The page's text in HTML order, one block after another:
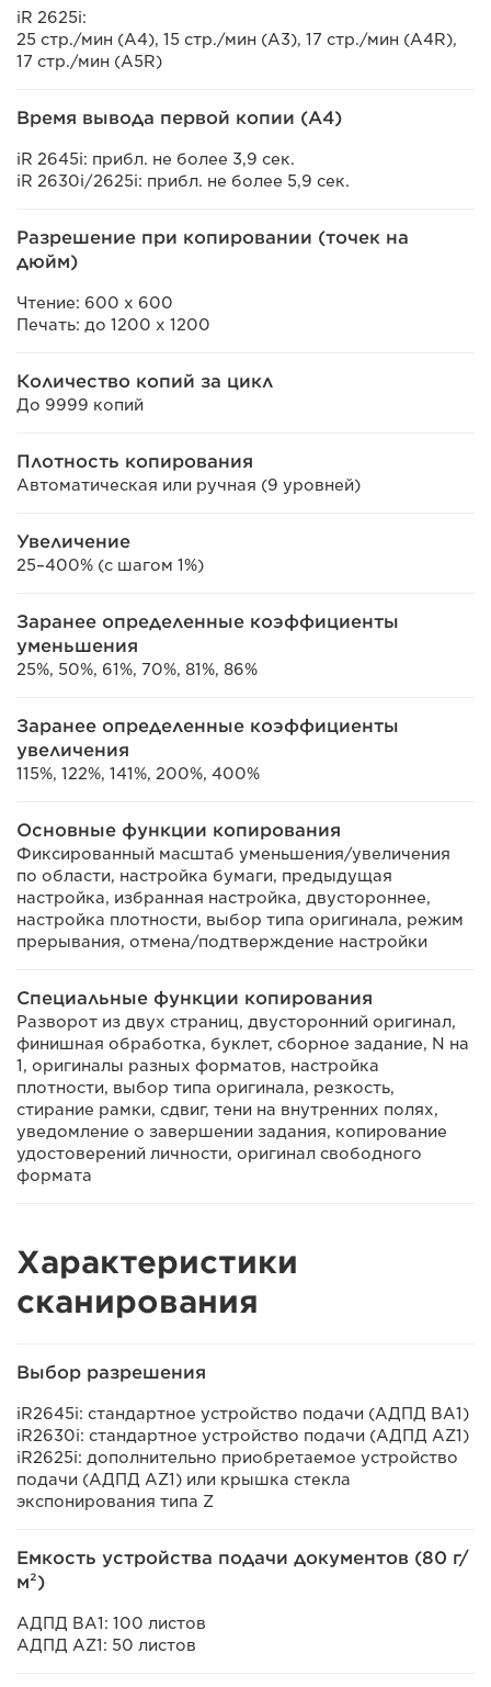
iR 2625i:
25 стр./мин (A4), 15 стр./мин (A3), 17 стр./мин (A4R),
17 стр./мин (A5R)
Время вывода первой копии (A4)
iR 2645i: прибл. не более 3,9 сек.
iR 2630i/2625i: прибл. не более 5,9 сек.
Разрешение при копировании (точек на
дюйм)
Чтение: 600 x 600
Печать: до 1200 x 1200
Количество копий за цикл
До 9999 копий
Плотность копирования
Автоматическая или ручная (9 уровней)
Увеличение
25–400% (с шагом 1%)
Заранее определенные коэффициенты
уменьшения
25%, 50%, 61%, 70%, 81%, 86%
Заранее определенные коэффициенты
увеличения
115%, 122%, 141%, 200%, 400%
Основные функции копирования
Фиксированный масштаб уменьшения/увеличения
по области, настройка бумаги, предыдущая
настройка, избранная настройка, двустороннее,
настройка плотности, выбор типа оригинала, режим
прерывания, отмена/подтверждение настройки
Специальные функции копирования
Разворот из двух страниц, двусторонний оригинал,
финишная обработка, буклет, сборное задание, N на
1, оригиналы разных форматов, настройка
плотности, выбор типа оригинала, резкость,
стирание рамки, сдвиг, тени на внутренних полях,
уведомление о завершении задания, копирование
удостоверений личности, оригинал свободного
формата
Характеристики
сканирования
Выбор разрешения
iR2645i: стандартное устройство подачи (АДПД BA1)
iR2630i: стандартное устройство подачи (АДПД AZ1)
iR2625i: дополнительно приобретаемое устройство
подачи (АДПД AZ1) или крышка стекла
экспонирования типа Z
Емкость устройства подачи документов (80 г/
м²)
АДПД BA1: 100 листов
АДПД AZ1: 50 листов